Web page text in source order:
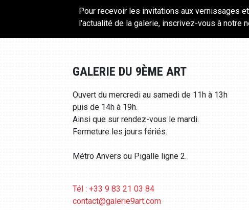
Pour recevoir les invitations aux vernissages
l'actualité de la galerie, inscrivez-vous à notre
GALERIE DU 9ÈME ART
Ouvert du mercredi au samedi de 11h à 13h
puis de 14h à 19h.
Ainsi que sur rendez-vous le mardi.
Fermeture les jours fériés.
Métro Anvers ou Pigalle ligne 2.
Tél : +33 9 83 21 03 84
contact@galerie9art.com